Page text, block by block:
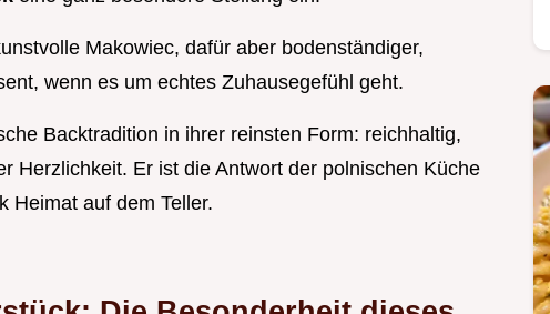
Makowiec, dafür aber bodenständiger,
wenn es um echtes Zuhausegefühl geht.
Backtradition in ihrer reinsten Form: reichhaltig,
Herzlichkeit. Er ist die Antwort der polnischen Küche
Heimat auf dem Teller.